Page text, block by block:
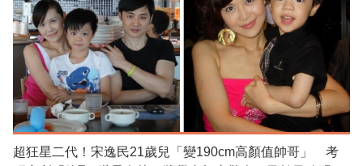
超狂星二代！宋逸民21歲兒「變190cm高顏值帥哥」 考